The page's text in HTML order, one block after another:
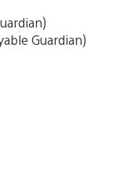
Guardian)